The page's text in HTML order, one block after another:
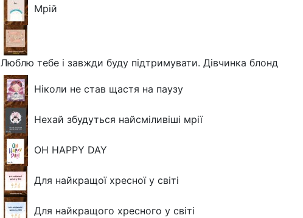
Мрій
Люблю тебе і завжди буду підтримувати. Дівчинка блонд
Ніколи не став щастя на паузу
Нехай збудуться найсміливіші мрії
OH HAPPY DAY
Для найкращої хресної у світі
Для найкращого хресного у світі